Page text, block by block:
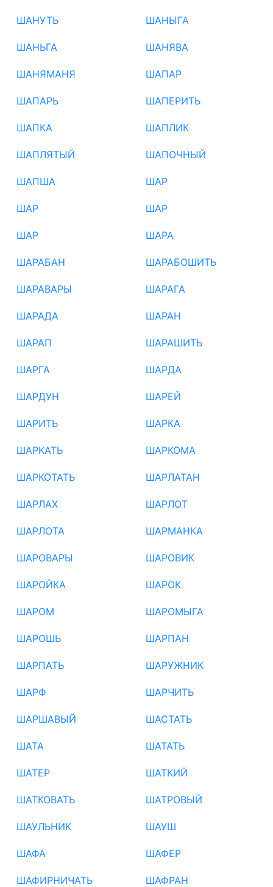
ШАНУТЬ ШАНЫГА
ШАНЬГА ШАНЯВА
ШАНЯМАНЯ ШАПАР
ШАПАРЬ ШАПЕРИТЬ
ШАПКА ШАПЛИК
ШАПЛЯТЫЙ ШАПОЧНЫЙ
ШАПША ШАР
ШАР ШАР
ШАР ШАРА
ШАРАБАН ШАРАБОШИТЬ
ШАРАВАРЫ ШАРАГА
ШАРАДА ШАРАН
ШАРАП ШАРАШИТЬ
ШАРГА ШАРДА
ШАРДУН ШАРЕЙ
ШАРИТЬ ШАРКА
ШАРКАТЬ ШАРКОМА
ШАРКОТАТЬ ШАРЛАТАН
ШАРЛАХ ШАРЛОТ
ШАРЛОТА ШАРМАНКА
ШАРОВАРЫ ШАРОВИК
ШАРОЙКА ШАРОК
ШАРОМ ШАРОМЫГА
ШАРОШЬ ШАРПАН
ШАРПАТЬ ШАРУЖНИК
ШАРФ ШАРЧИТЬ
ШАРШАВЫЙ ШАСТАТЬ
ШАТА ШАТАТЬ
ШАТЕР ШАТКИЙ
ШАТКОВАТЬ ШАТРОВЫЙ
ШАУЛЬНИК ШАУШ
ШАФА ШАФЕР
ШАФИРНИЧАТЬ ШАФРАН